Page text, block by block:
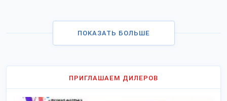
ПОКАЗАТЬ БОЛЬШЕ
ПРИГЛАШАЕМ ДИЛЕРОВ